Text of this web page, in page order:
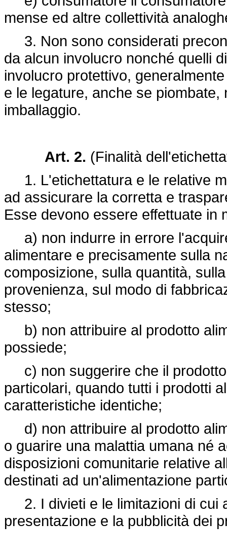
mense ed altre collettività
3. Non sono considerati
da alcun involucro nonché quelli
involucro protettivo,
e le legature, anche se
imballaggio.
Art. 2. (Finalità
1. L'etichettatura e le relative
ad assicurare la corretta e
Esse devono essere effettuate in
a) non indurre in errore
alimentare e precisamente sulla
composizione, sulla quantità,
provenienza, sul modo di
stesso;
b) non attribuire al prodotto
possiede;
c) non suggerire che il
particolari, quando tutti i prodotti
caratteristiche identiche;
d) non attribuire al prodotto
o guarire una malattia umana né
disposizioni comunitarie relative
destinati ad un'alimentazione
2. I divieti e le limitazioni di cui
presentazione e la pubblicità dei